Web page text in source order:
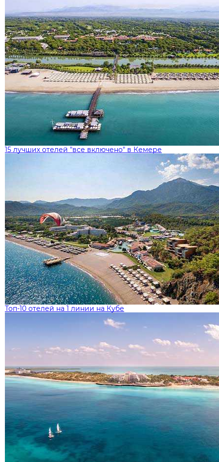
15 лучших отелей "все включено" в Кемере
Топ-10 отелей на 1 линии на Кубе